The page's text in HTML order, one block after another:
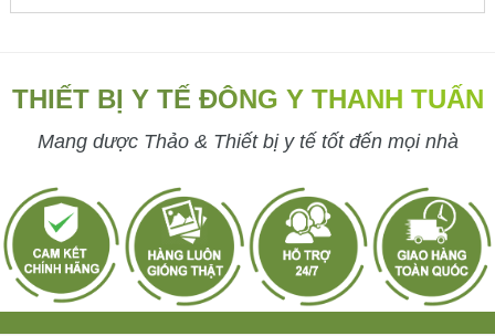
THIẾT BỊ Y TẾ ĐÔNG Y THANH TUẤN
Mang dược Thảo & Thiết bị y tế tốt đến mọi nhà